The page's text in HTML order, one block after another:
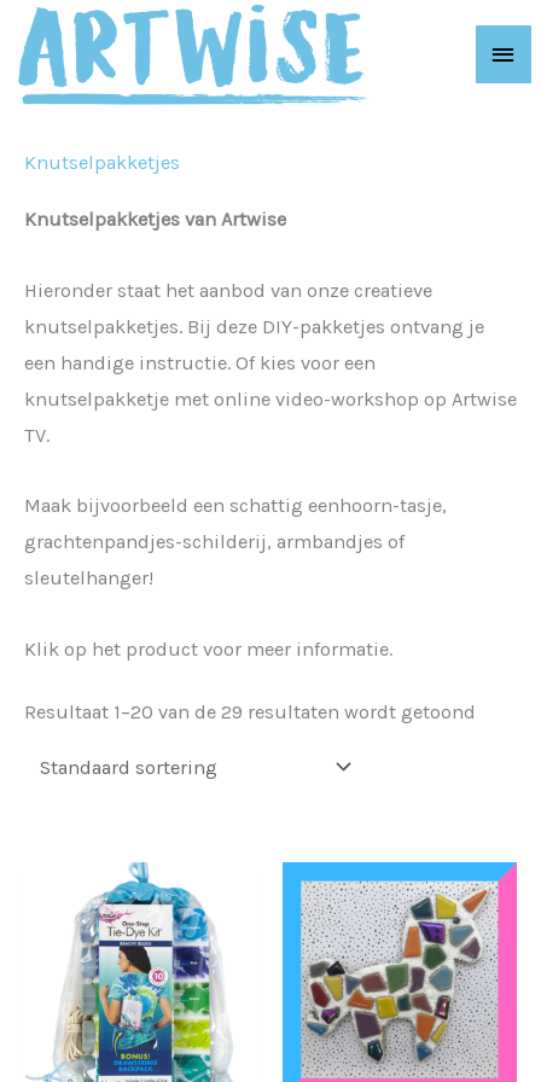
naar
de
Knutselpakketjes
Knutselpakketjes van Artwise
Hieronder staat het aanbod van onze creatieve
knutselpakketjes. Bij deze DIY-pakketjes ontvang je
een handige instructie. Of kies voor een
knutselpakketje met online video-workshop op Artwise
TV.
Maak bijvoorbeeld een schattig eenhoorn-tasje,
grachtenpandjes-schilderij, armbandjes of
sleutelhanger!
Klik op het product voor meer informatie.
Resultaat 1–20 van de 29 resultaten wordt getoond
Dit
heeft
Deze